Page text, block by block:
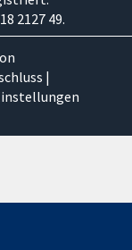
2127 49.
|